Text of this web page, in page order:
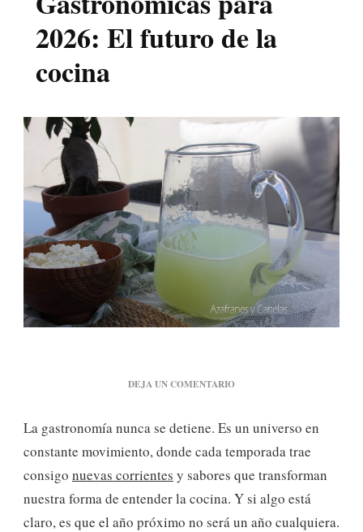
2026: El futuro de la
cocina
DEJA UN COMENTARIOEN
PARA
EL
FUTURO
DE
LA
COCINA
La gastronomía nunca se detiene. Es un universo en
constante movimiento, donde cada temporada trae
consigo nuevas corrientes y sabores que transforman
nuestra forma de entender la cocina. Y si algo está
claro, es que el año próximo no será un año cualquiera.